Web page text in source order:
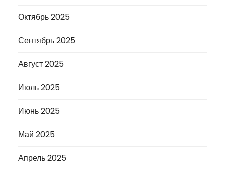
Октябрь 2025
Сентябрь 2025
Август 2025
Июль 2025
Июнь 2025
Май 2025
Апрель 2025